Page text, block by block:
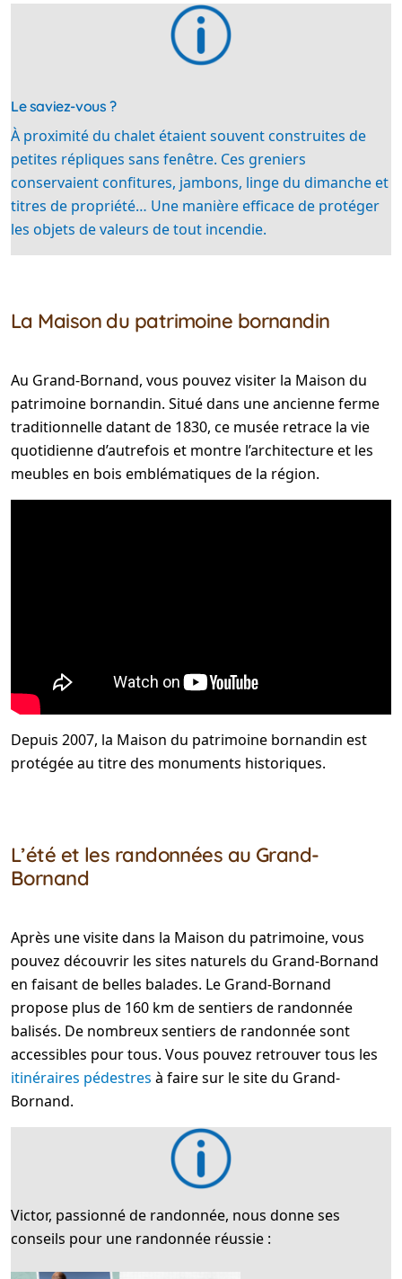
Le saviez-vous ?
À proximité du chalet étaient souvent construites de
petites répliques sans fenêtre. Ces greniers
conservaient confitures, jambons, linge du dimanche et
titres de propriété… Une manière efficace de protéger
les objets de valeurs de tout incendie.
La Maison du patrimoine bornandin
Au Grand-Bornand, vous pouvez visiter la Maison du
patrimoine bornandin. Situé dans une ancienne ferme
traditionnelle datant de 1830, ce musée retrace la vie
quotidienne d’autrefois et montre l’architecture et les
meubles en bois emblématiques de la région.
Depuis 2007, la Maison du patrimoine bornandin est
protégée au titre des monuments historiques.
L’été et les randonnées au Grand-
Bornand
Après une visite dans la Maison du patrimoine, vous
pouvez découvrir les sites naturels du Grand-Bornand
en faisant de belles balades. Le Grand-Bornand
propose plus de 160 km de sentiers de randonnée
balisés. De nombreux sentiers de randonnée sont
accessibles pour tous. Vous pouvez retrouver tous les
itinéraires pédestres à faire sur le site du Grand-
Bornand.
Victor, passionné de randonnée, nous donne ses
conseils pour une randonnée réussie :